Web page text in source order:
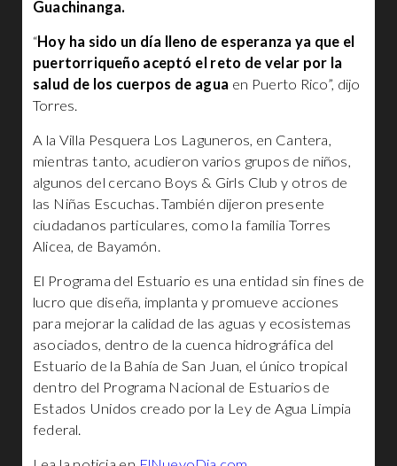
Guachinanga.
“Hoy ha sido un día lleno de esperanza ya que el
puertorriqueño aceptó el reto de velar por la
salud de los cuerpos de agua en Puerto Rico”, dijo
Torres.
A la Villa Pesquera Los Laguneros, en Cantera,
mientras tanto, acudieron varios grupos de niños,
algunos del cercano Boys & Girls Club y otros de
las Niñas Escuchas. También dijeron presente
ciudadanos particulares, como la familia Torres
Alicea, de Bayamón.
El Programa del Estuario es una entidad sin fines de
lucro que diseña, implanta y promueve acciones
para mejorar la calidad de las aguas y ecosistemas
asociados, dentro de la cuenca hidrográfica del
Estuario de la Bahía de San Juan, el único tropical
dentro del Programa Nacional de Estuarios de
Estados Unidos creado por la Ley de Agua Limpia
federal.